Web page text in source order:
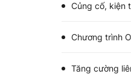
Củng cố, kiện
Chương trình
Tăng cường